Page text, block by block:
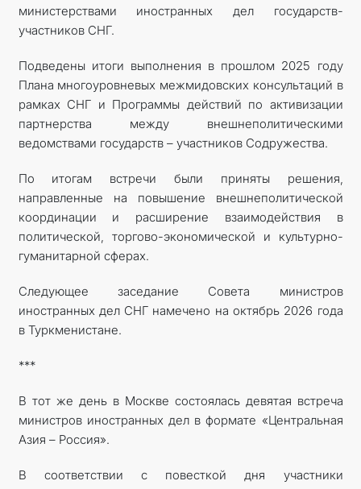
министерствами иностранных дел государств-
участников СНГ.
Подведены итоги выполнения в прошлом 2025 году
Плана многоуровневых межмидовских консультаций в
рамках СНГ и Программы действий по активизации
партнерства между внешнеполитическими
ведомствами государств – участников Содружества.
По итогам встречи были приняты решения,
направленные на повышение внешнеполитической
координации и расширение взаимодействия в
политической, торгово-экономической и культурно-
гуманитарной сферах.
Следующее заседание Совета министров
иностранных дел СНГ намечено на октябрь 2026 года
в Туркменистане.
***
В тот же день в Москве состоялась девятая встреча
министров иностранных дел в формате «Центральная
Азия – Россия».
В соответствии с повесткой дня участники